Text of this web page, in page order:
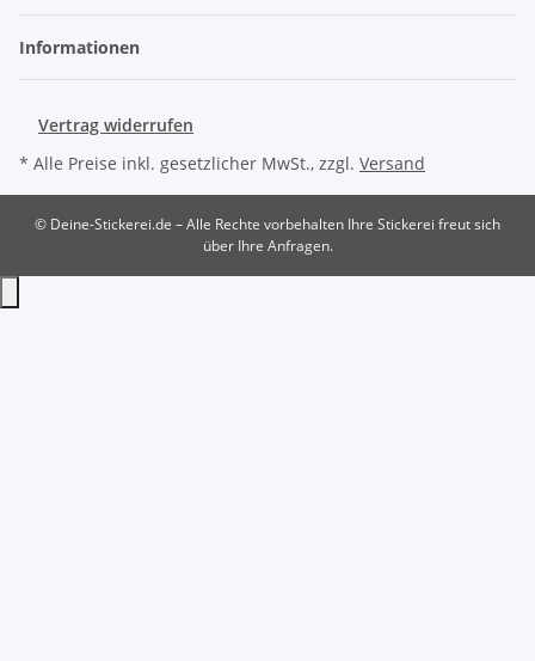
Informationen
Vertrag widerrufen
* Alle Preise inkl. gesetzlicher MwSt., zzgl. Versand
© Deine-Stickerei.de – Alle Rechte vorbehalten Ihre Stickerei freut sich
über Ihre Anfragen.